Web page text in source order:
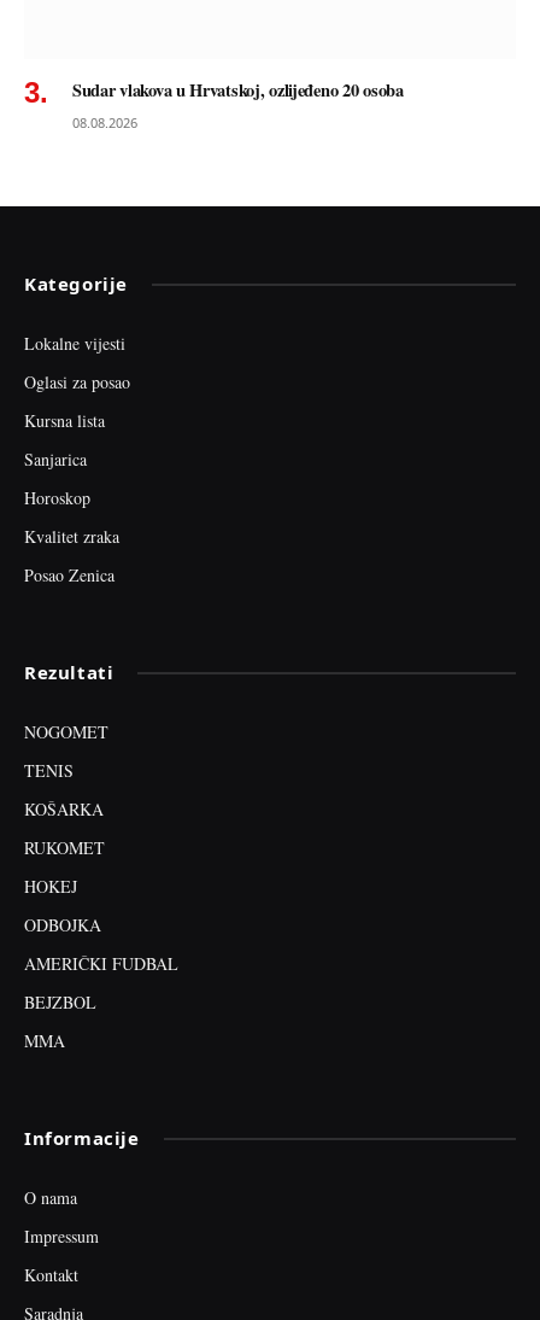
Sudar vlakova u Hrvatskoj, ozlijeđeno 20 osoba
08.08.2026
Kategorije
Lokalne vijesti
Oglasi za posao
Kursna lista
Sanjarica
Horoskop
Kvalitet zraka
Posao Zenica
Rezultati
NOGOMET
TENIS
KOŠARKA
RUKOMET
HOKEJ
ODBOJKA
AMERIČKI FUDBAL
BEJZBOL
MMA
Informacije
O nama
Impressum
Kontakt
Saradnja